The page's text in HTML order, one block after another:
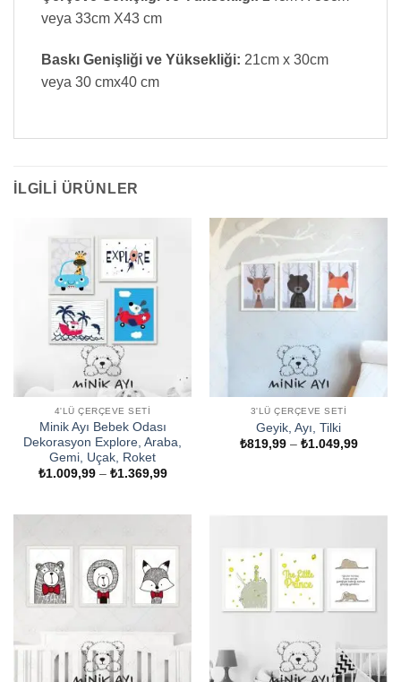
veya 33cm X43 cm
Baskı Genişliği ve Yüksekliği: 21cm x 30cm
veya 30 cmx40 cm
İLGILI ÜRÜNLER
4'LÜ ÇERÇEVE SETI
Minik Ayı Bebek Odası
Dekorasyon Explore, Araba,
Gemi, Uçak, Roket
₺1.009,99 – ₺1.369,99Fiyat
3'LÜ ÇERÇEVE SETI
Geyik, Ayı, Tilki
₺819,99 – ₺1.049,99Fiyat